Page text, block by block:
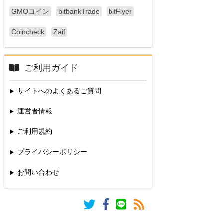
GMOコイン bitbankTrade bitFlyer
Coincheck Zaif
ご利用ガイド
サイトへのよくあるご質問
運営者情報
ご利用規約
プライバシーポリシー
お問い合わせ